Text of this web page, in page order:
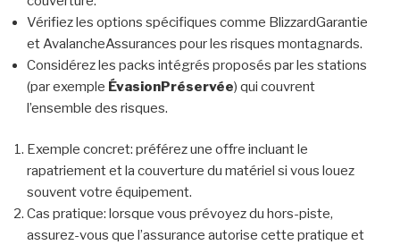
Vérifiez les options spécifiques comme BlizzardGarantie
et AvalancheAssurances pour les risques montagnards.
Considérez les packs intégrés proposés par les stations
(par exemple ÉvasionPréservée) qui couvrent
l’ensemble des risques.
Exemple concret: préférez une offre incluant le
rapatriement et la couverture du matériel si vous louez
souvent votre équipement.
Cas pratique: lorsque vous prévoyez du hors-piste,
assurez-vous que l’assurance autorise cette pratique et